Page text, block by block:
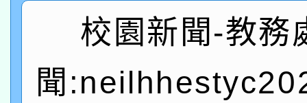
礎課程
A3數位素養講師名單
「數位內容與教學軟
pilot」
有關大陸委員會函釋公
校園新聞-教務
聞